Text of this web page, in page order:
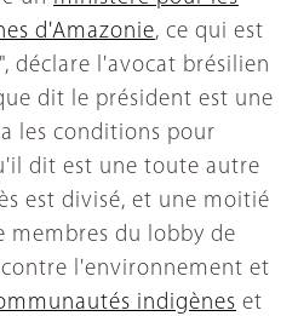
d'Amazonie, ce qui est
déclare l'avocat brésilien
dit le président est une
les conditions pour
dit est une toute autre
est divisé, et une moitié
membres du lobby de
l'environnement et
indigènes et